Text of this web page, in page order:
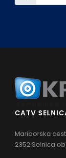
CATV
Mariborska
2352 Selnica